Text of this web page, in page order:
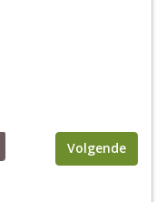
Volgende